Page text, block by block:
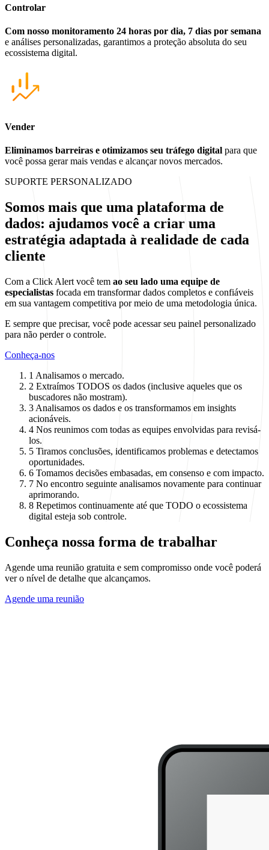
Controlar
Com nosso monitoramento 24 horas por dia, 7 dias por semana
e análises personalizadas, garantimos a proteção absoluta do seu
ecossistema digital.
Vender
Eliminamos barreiras e otimizamos seu tráfego digital para que
você possa gerar mais vendas e alcançar novos mercados.
SUPORTE PERSONALIZADO
Somos mais que uma plataforma de
dados: ajudamos você a criar uma
estratégia adaptada à realidade de cada
cliente
Com a Click Alert você tem ao seu lado uma equipe de
especialistas focada em transformar dados completos e confiáveis
em sua vantagem competitiva por meio de uma metodologia única.
E sempre que precisar, você pode acessar seu painel personalizado
para não perder o controle.
Conheça-nos
1 Analisamos o mercado.
2 Extraímos TODOS os dados (inclusive aqueles que os
buscadores não mostram).
3 Analisamos os dados e os transformamos em insights
acionáveis.
4 Nos reunimos com todas as equipes envolvidas para revisá-
los.
5 Tiramos conclusões, identificamos problemas e detectamos
oportunidades.
6 Tomamos decisões embasadas, em consenso e com impacto.
7 No encontro seguinte analisamos novamente para continuar
aprimorando.
8 Repetimos continuamente até que TODO o ecossistema
digital esteja sob controle.
Conheça nossa forma de trabalhar
Agende uma reunião gratuita e sem compromisso onde você poderá
ver o nível de detalhe que alcançamos.
Agende uma reunião